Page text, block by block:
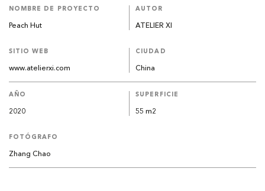
NOMBRE DE PROYECTO
Peach Hut
AUTOR
ATELIER XI
SITIO WEB
www.atelierxi.com
CIUDAD
China
AÑO
2020
SUPERFICIE
55 m2
FOTÓGRAFO
Zhang Chao